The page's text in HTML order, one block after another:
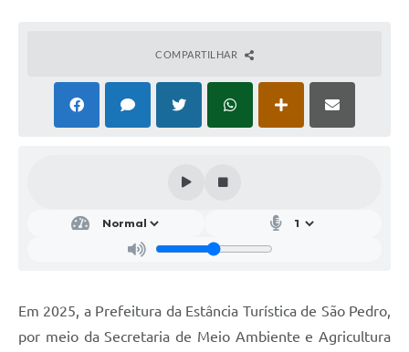
COMPARTILHAR
Em 2025, a Prefeitura da Estância Turística de São Pedro,
por meio da Secretaria de Meio Ambiente e Agricultura